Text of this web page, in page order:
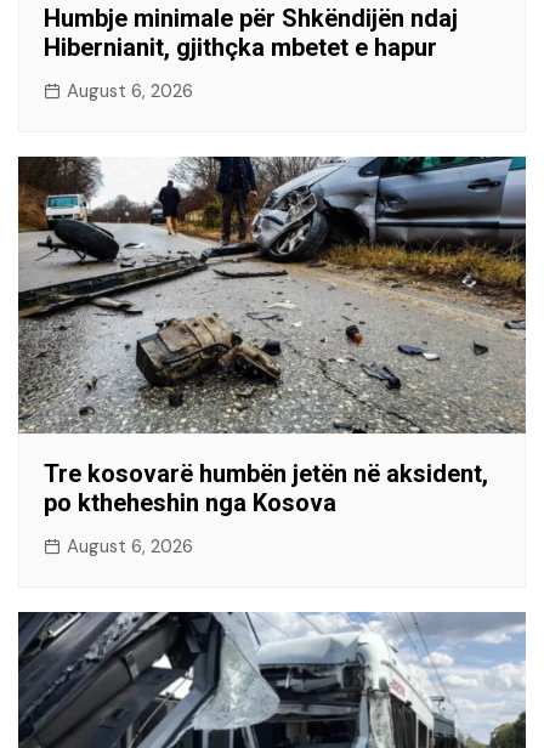
Humbje minimale për Shkëndijën ndaj
Hibernianit, gjithçka mbetet e hapur
August 6, 2026
Tre kosovarë humbën jetën në aksident,
po ktheheshin nga Kosova
August 6, 2026